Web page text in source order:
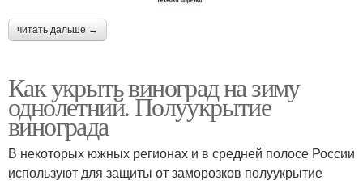
читать дальше →
Как укрыть виноград на зиму
однолетний. Полуукрытие
винограда
В некоторых южных регионах и в средней полосе России
используют для защиты от заморозков полуукрытие